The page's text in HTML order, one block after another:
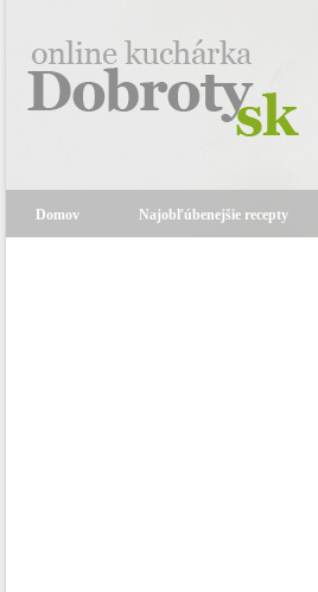
Domov Najobľúbenejšie recepty